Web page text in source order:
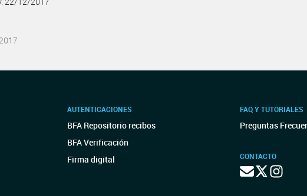
AUTENTICACIONES
BFA Repositorio recibos
BFA Verificación
Firma digital
FAQ Y TUTORIALES
Preguntas
CONTACTO